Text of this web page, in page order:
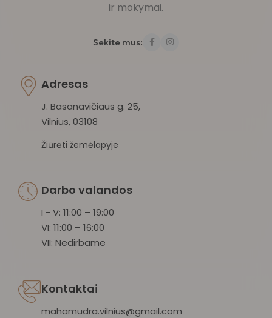
ir mokymai.
Sekite mus:
Adresas
J. Basanavičiaus g. 25,
Vilnius, 03108
Žiūrėti žemėlapyje
Darbo valandos
I - V: 11:00 – 19:00
VI: 11:00 – 16:00
VII: Nedirbame
Kontaktai
mahamudra.vilnius@gmail.com